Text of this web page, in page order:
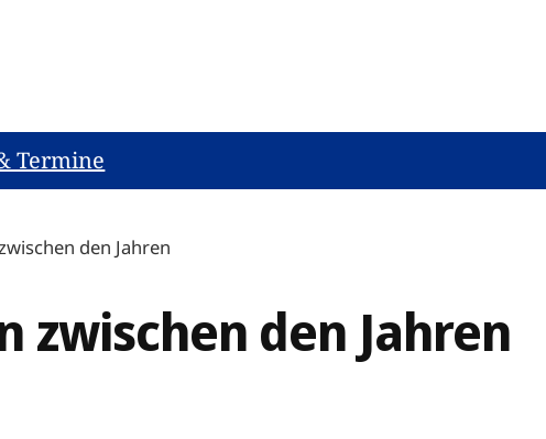
Termine
den Jahren
zwischen den Jahren